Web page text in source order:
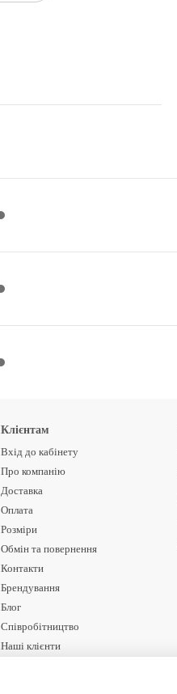
Клієнтам
Вхід до кабінету
Про компанію
Доставка
Оплата
Розміри
Обмін та повернення
Контакти
Брендування
Блог
Співробітництво
Наші клієнти